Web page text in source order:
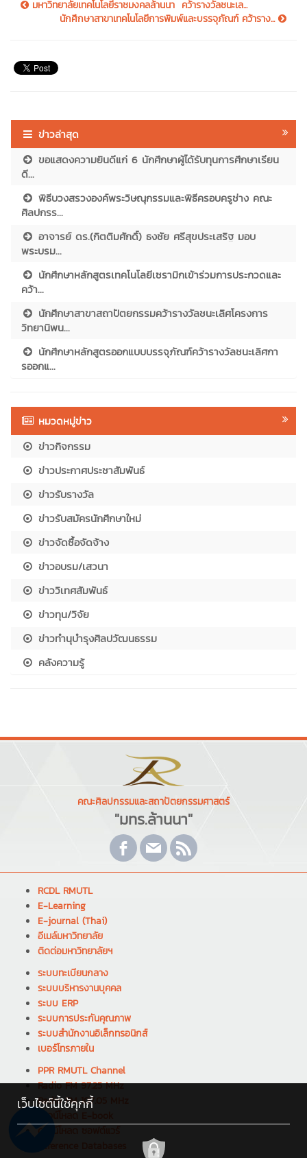
มหาวิทยาลัยเทคโนโลยีราชมงคลล้านนา คว้ารางวัลชนะเล...
นักศึกษาสาขาเทคโนโลยีการพิมพ์และบรรจุภัณฑ์ คว้าราง...
ข่าวล่าสุด
ขอแสดงความยินดีแก่ 6 นักศึกษาผู้ได้รับทุนการศึกษาเรียน
ดี...
พิธีบวงสรวงองค์พระวิษณุกรรมและพิธีครอบครูช่าง คณะ
ศิลปกรร...
อาจารย์ ดร.(กิตติมศักดิ์) ธงชัย ศรีสุขประเสริฐ มอบ
พระบรม...
นักศึกษาหลักสูตรเทคโนโลยีเซรามิกเข้าร่วมการประกวดและ
คว้า...
นักศึกษาสาขาสถาปัตยกรรมคว้ารางวัลชนะเลิศโครงการ
วิทยานิพน...
นักศึกษาหลักสูตรออกแบบบรรจุภัณฑ์คว้ารางวัลชนะเลิศกา
รออกแ...
หมวดหมู่ข่าว
ข่าวกิจกรรม
ข่าวประกาศประชาสัมพันธ์
ข่าวรับรางวัล
ข่าวรับสมัครนักศึกษาใหม่
ข่าวจัดซื้อจัดจ้าง
ข่าวอบรม/เสวนา
ข่าววิเทศสัมพันธ์
ข่าวทุน/วิจัย
ข่าวทำนุบำรุงศิลปวัฒนธรรม
คลังความรู้
คณะศิลปกรรมและสถาปัตยกรรมศาสตร์
"มทร.ล้านนา"
RCDL RMUTL
E-Learning
E-journal (Thai)
อีเมล์มหาวิทยาลัย
ติดต่อมหาวิทยาลัยฯ
ระบบทะเบียนกลาง
ระบบบริหารงานบุคคล
ระบบ ERP
ระบบการประกันคุณภาพ
ระบบสำนักงานอิเล็กทรอนิกส์
เบอร์โทรภายใน
PPR RMUTL Channel
Radio FM 97.25 MHz
Radio FM 107.05 MHz
ดาวน์โหลด E-book
ดาวน์โหลด ซอฟต์แวร์
Reference Databases
เว็บไซต์นี้ใช้คุกกี้